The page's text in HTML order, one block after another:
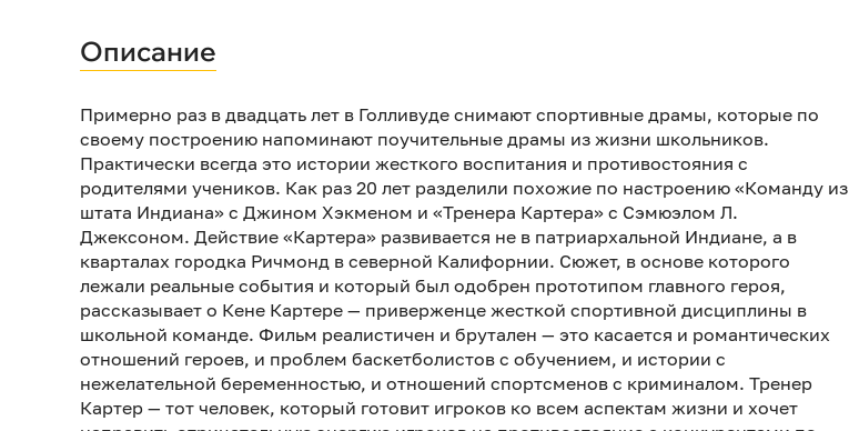
Описание
Примерно раз в двадцать лет в Голливуде снимают спортивные драмы, которые по
своему построению напоминают поучительные драмы из жизни школьников.
Практически всегда это истории жесткого воспитания и противостояния с
родителями учеников. Как раз 20 лет разделили похожие по настроению «Команду из
штата Индиана» с Джином Хэкменом и «Тренера Картера» с Сэмюэлом Л.
Джексоном. Действие «Картера» развивается не в патриархальной Индиане, а в
кварталах городка Ричмонд в северной Калифорнии. Сюжет, в основе которого
лежали реальные события и который был одобрен прототипом главного героя,
рассказывает о Кене Картере — приверженце жесткой спортивной дисциплины в
школьной команде. Фильм реалистичен и брутален — это касается и романтических
отношений героев, и проблем баскетболистов с обучением, и истории с
нежелательной беременностью, и отношений спортсменов с криминалом. Тренер
Картер — тот человек, который готовит игроков ко всем аспектам жизни и хочет